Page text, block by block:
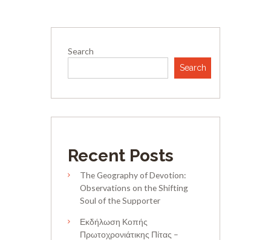
Search
Search
Recent Posts
The Geography of Devotion:
Observations on the Shifting
Soul of the Supporter
Εκδήλωση Κοπής
Πρωτοχρονιάτικης Πίτας –